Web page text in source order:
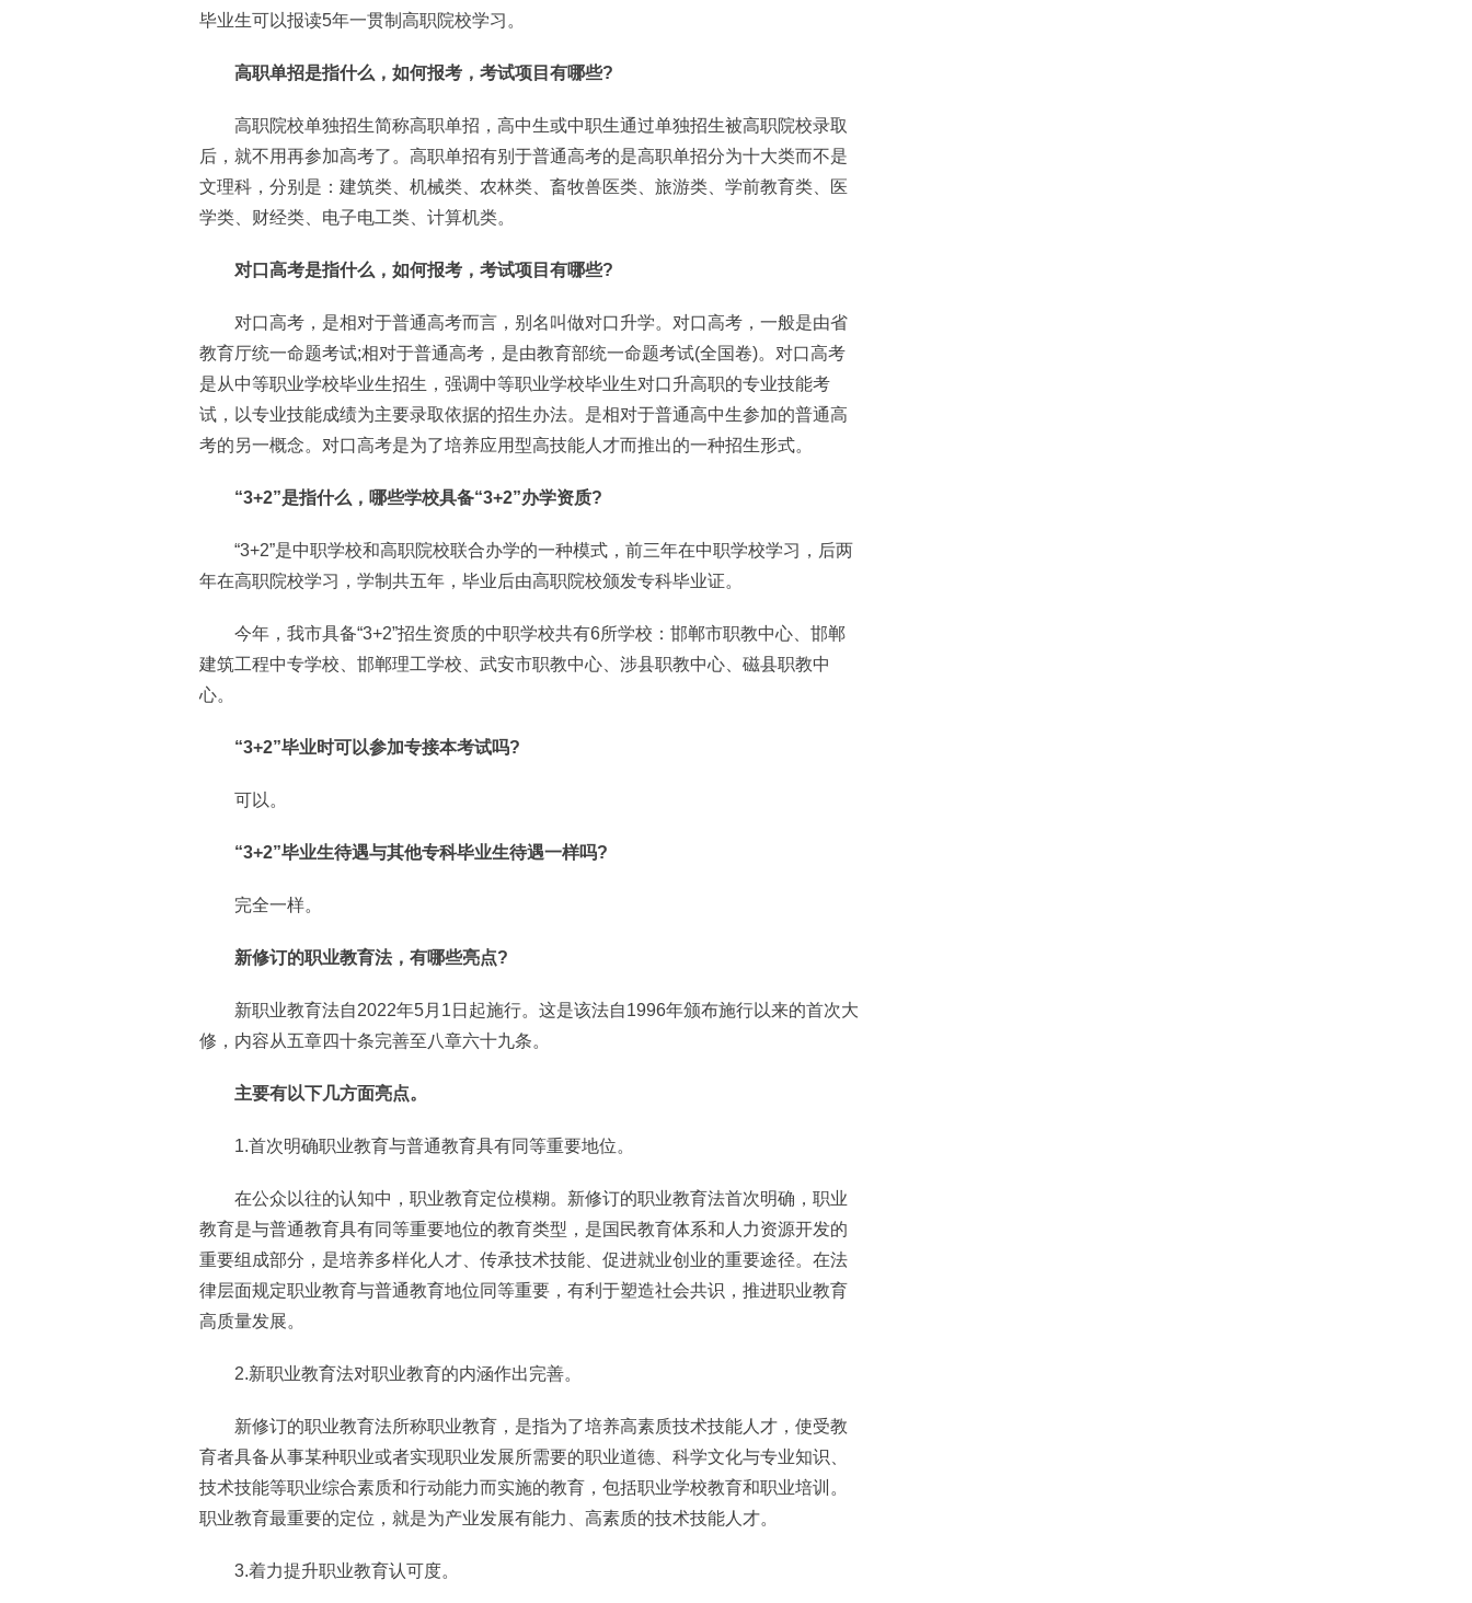
毕业生可以报读5年一贯制高职院校学习。
高职单招是指什么，如何报考，考试项目有哪些?
高职院校单独招生简称高职单招，高中生或中职生通过单独招生被高职院校录取
后，就不用再参加高考了。高职单招有别于普通高考的是高职单招分为十大类而不是
文理科，分别是：建筑类、机械类、农林类、畜牧兽医类、旅游类、学前教育类、医
学类、财经类、电子电工类、计算机类。
对口高考是指什么，如何报考，考试项目有哪些?
对口高考，是相对于普通高考而言，别名叫做对口升学。对口高考，一般是由省
教育厅统一命题考试;相对于普通高考，是由教育部统一命题考试(全国卷)。对口高考
是从中等职业学校毕业生招生，强调中等职业学校毕业生对口升高职的专业技能考
试，以专业技能成绩为主要录取依据的招生办法。是相对于普通高中生参加的普通高
考的另一概念。对口高考是为了培养应用型高技能人才而推出的一种招生形式。
“3+2”是指什么，哪些学校具备“3+2”办学资质?
“3+2”是中职学校和高职院校联合办学的一种模式，前三年在中职学校学习，后两
年在高职院校学习，学制共五年，毕业后由高职院校颁发专科毕业证。
今年，我市具备“3+2”招生资质的中职学校共有6所学校：邯郸市职教中心、邯郸
建筑工程中专学校、邯郸理工学校、武安市职教中心、涉县职教中心、磁县职教中
心。
“3+2”毕业时可以参加专接本考试吗?
可以。
“3+2”毕业生待遇与其他专科毕业生待遇一样吗?
完全一样。
新修订的职业教育法，有哪些亮点?
新职业教育法自2022年5月1日起施行。这是该法自1996年颁布施行以来的首次大
修，内容从五章四十条完善至八章六十九条。
主要有以下几方面亮点。
1.首次明确职业教育与普通教育具有同等重要地位。
在公众以往的认知中，职业教育定位模糊。新修订的职业教育法首次明确，职业
教育是与普通教育具有同等重要地位的教育类型，是国民教育体系和人力资源开发的
重要组成部分，是培养多样化人才、传承技术技能、促进就业创业的重要途径。在法
律层面规定职业教育与普通教育地位同等重要，有利于塑造社会共识，推进职业教育
高质量发展。
2.新职业教育法对职业教育的内涵作出完善。
新修订的职业教育法所称职业教育，是指为了培养高素质技术技能人才，使受教
育者具备从事某种职业或者实现职业发展所需要的职业道德、科学文化与专业知识、
技术技能等职业综合素质和行动能力而实施的教育，包括职业学校教育和职业培训。
职业教育最重要的定位，就是为产业发展有能力、高素质的技术技能人才。
3.着力提升职业教育认可度。